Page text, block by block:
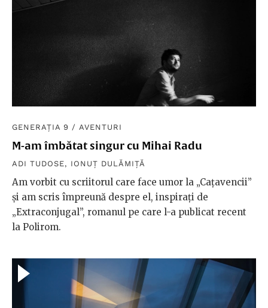
GENERAȚIA 9 / AVENTURI
M-am îmbătat singur cu Mihai Radu
ADI TUDOSE, IONUȚ DULĂMIȚĂ
Am vorbit cu scriitorul care face umor la „Cațavencii”
și am scris împreună despre el, inspirați de
„Extraconjugal”, romanul pe care l-a publicat recent
la Polirom.